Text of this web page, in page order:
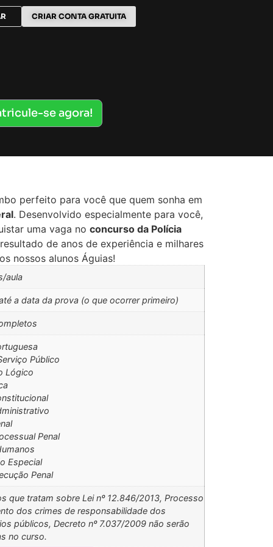
CRIAR CONTA GRATUITA
se agora!
perfeito para você que quem sonha em
. Desenvolvido especialmente para você,
uma vaga no concurso da Polícia
de anos de experiência e milhares
nossos alunos Águias!
aula
a data da prova (o que ocorrer primeiro)
Público
Lógico
Penal
Especial
Penal
que tratam sobre Lei nº 12.846/2013, Processo
dos crimes de responsabilidade dos
públicos, Decreto nº 7.037/2009 não serão
no curso.